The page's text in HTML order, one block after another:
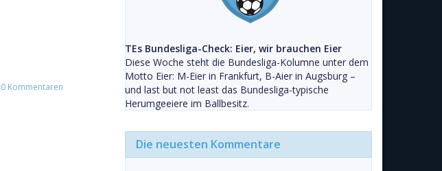
Kommentaren
TEs Bundesliga-Check: Eier, wir brauchen Eier
Diese Woche steht die Bundesliga-Kolumne unter dem
Motto Eier: M-Eier in Frankfurt, B-Aier in Augsburg –
und last but not least das Bundesliga-typische
Herumgeeiere im Ballbesitz.
Die neuesten Kommentare